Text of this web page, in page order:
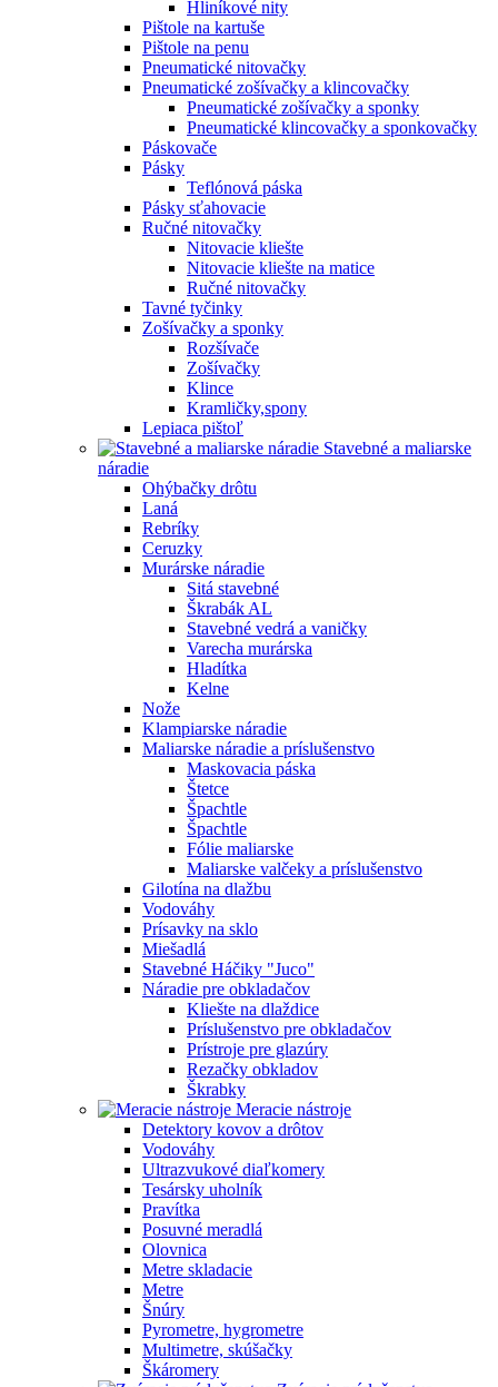
Hliníkové nity
Pištole na kartuše
Pištole na penu
Pneumatické nitovačky
Pneumatické zošívačky a klincovačky
Pneumatické zošívačky a sponky
Pneumatické klincovačky a sponkovačky
Páskovače
Pásky
Teflónová páska
Pásky sťahovacie
Ručné nitovačky
Nitovacie kliešte
Nitovacie kliešte na matice
Ručné nitovačky
Tavné tyčinky
Zošívačky a sponky
Rozšívače
Zošívačky
Klince
Kramličky,spony
Lepiaca pištoľ
Stavebné a maliarske
náradie
Ohýbačky drôtu
Laná
Rebríky
Ceruzky
Murárske náradie
Sitá stavebné
Škrabák AL
Stavebné vedrá a vaničky
Varecha murárska
Hladítka
Kelne
Nože
Klampiarske náradie
Maliarske náradie a príslušenstvo
Maskovacia páska
Štetce
Špachtle
Špachtle
Fólie maliarske
Maliarske valčeky a príslušenstvo
Gilotína na dlažbu
Vodováhy
Prísavky na sklo
Miešadlá
Stavebné Háčiky "Juco"
Náradie pre obkladačov
Kliešte na dlaždice
Príslušenstvo pre obkladačov
Prístroje pre glazúry
Rezačky obkladov
Škrabky
Meracie nástroje
Detektory kovov a drôtov
Vodováhy
Ultrazvukové diaľkomery
Tesársky uholník
Pravítka
Posuvné meradlá
Olovnica
Metre skladacie
Metre
Šnúry
Pyrometre, hygrometre
Multimetre, skúšačky
Škáromery